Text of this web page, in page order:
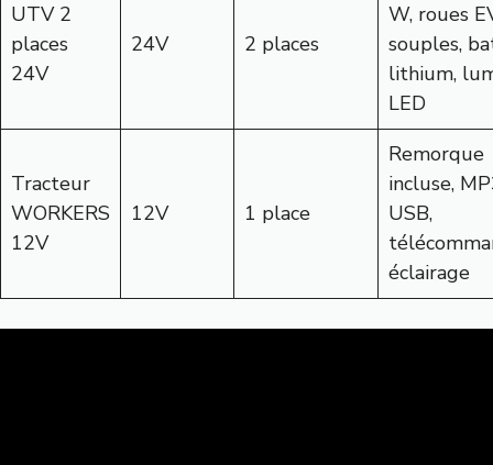
UTV 2
places
24V
24V 2 places
W, roues
souples,
lithium,
LED
Tracteur
WORKERS
12V
12V 1 place
Remorque
incluse,
USB,
éclairage